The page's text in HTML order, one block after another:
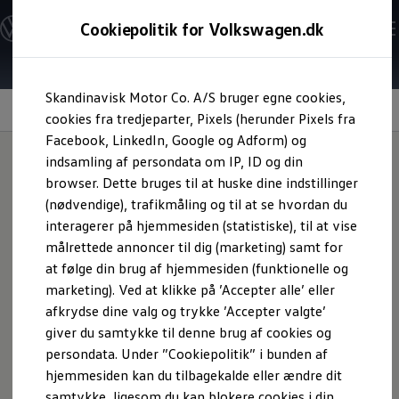
Cookiepolitik for Volkswagen.dk
Skandinavisk Motor Co. A/S bruger egne cookies,
cookies fra tredjeparter, Pixels (herunder Pixels fra
Facebook, LinkedIn, Google og Adform) og
indsamling af persondata om IP, ID og din
browser. Dette bruges til at huske dine indstillinger
(nødvendige), trafikmåling og til at se hvordan du
interagerer på hjemmesiden (statistiske), til at vise
målrettede annoncer til dig (marketing) samt for
at følge din brug af hjemmesiden (funktionelle og
marketing). Ved at klikke på ’Accepter alle’ eller
afkrydse dine valg og trykke ’Accepter valgte’
giver du samtykke til denne brug af cookies og
persondata. Under ”Cookiepolitik” i bunden af
hjemmesiden kan du tilbagekalde eller ændre dit
hovedindhold
footer
Modeller og konfigurator
Byg din Volkswagen
Alle modeller
Kend din Volkswagen
Erhvervsbiler
Værktøjskassen
ConnectedFleet
Service
California on Tour app
Elektriske biler
Elbiler
ID. Polo
ID. Cross
ID.3 Neo
ID.4
ID.5
ID.7
ID.7 Tourer
ID. Buzz
Konceptbiler
ID. EVERY1
ID. 2all & ID. GTI
Keyless Access
Golf GTE,luk dig op!